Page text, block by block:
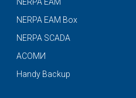
NERPA EAM
NERPA EAM Box
NERPA SCADA
АСОМИ
Handy Backup